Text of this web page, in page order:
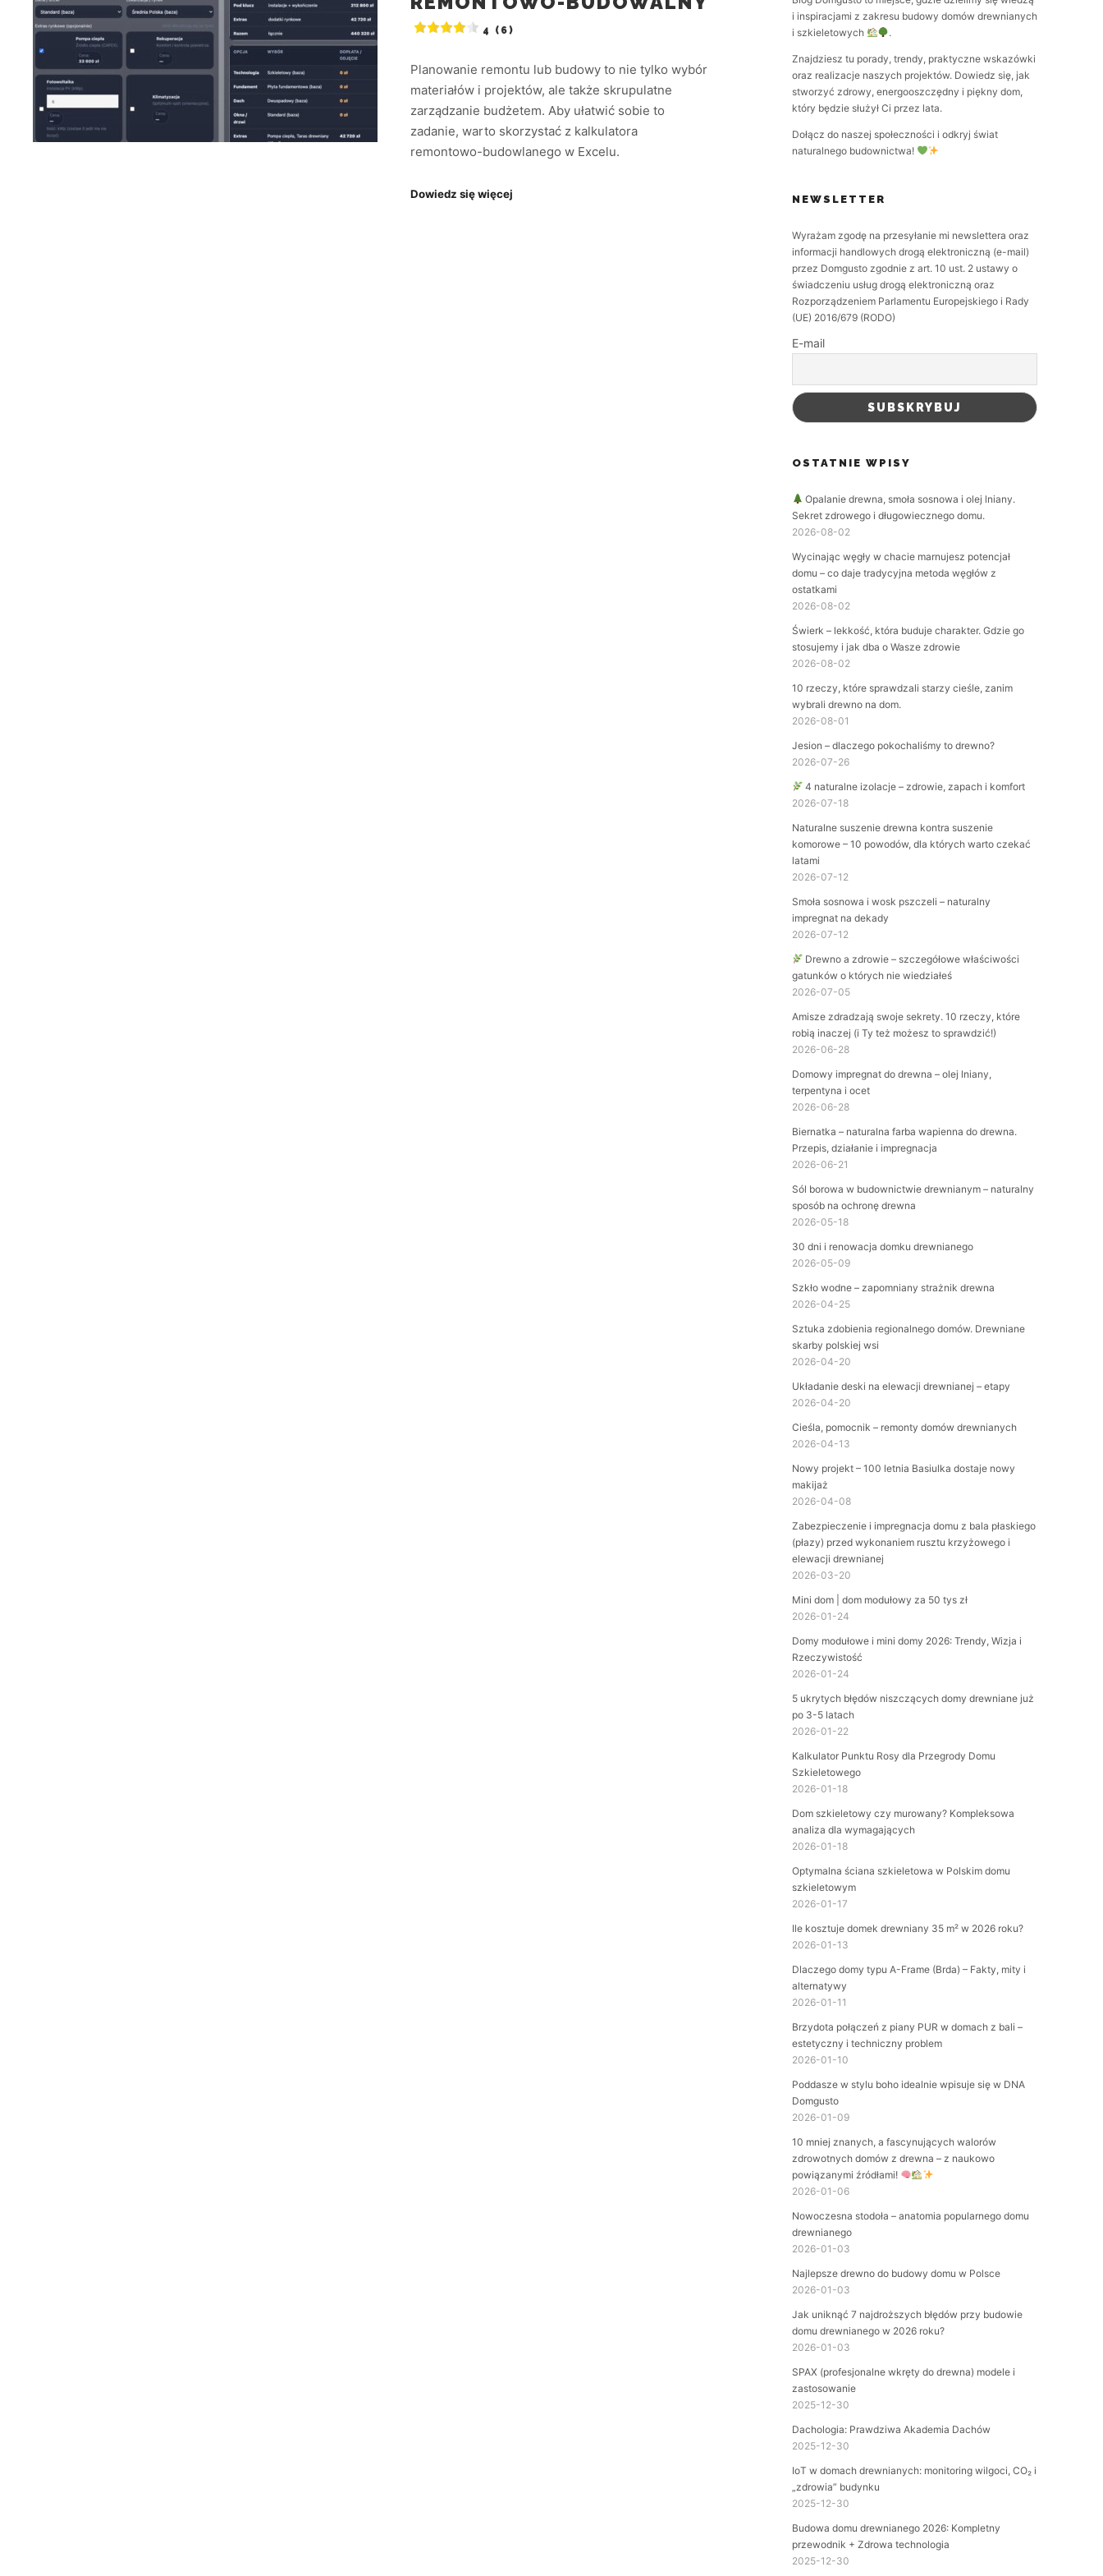
4 (6)
Planowanie remontu lub budowy to nie tylko wybór
materiałów i projektów, ale także skrupulatne
zarządzanie budżetem. Aby ułatwić sobie to
zadanie, warto skorzystać z kalkulatora
remontowo-budowlanego w Excelu.
Dowiedz się więcej
i inspiracjami z zakresu budowy domów drewnianych
i szkieletowych
.
Znajdziesz tu porady, trendy, praktyczne wskazówki
oraz realizacje naszych projektów. Dowiedz się, jak
stworzyć zdrowy, energooszczędny i piękny dom,
który będzie służył Ci przez lata.
Dołącz do naszej społeczności i odkryj świat
naturalnego budownictwa!
NEWSLETTER
Wyrażam zgodę na przesyłanie mi newslettera oraz
informacji handlowych drogą elektroniczną (e-mail)
przez Domgusto zgodnie z art. 10 ust. 2 ustawy o
świadczeniu usług drogą elektroniczną oraz
Rozporządzeniem Parlamentu Europejskiego i Rady
(UE) 2016/679 (RODO)
E-mail
OSTATNIE WPISY
Opalanie drewna, smoła sosnowa i olej lniany.
Sekret zdrowego i długowiecznego domu.
2026-08-02
Wycinając węgły w chacie marnujesz potencjał
domu – co daje tradycyjna metoda węgłów z
ostatkami
2026-08-02
Świerk – lekkość, która buduje charakter. Gdzie go
stosujemy i jak dba o Wasze zdrowie
2026-08-02
10 rzeczy, które sprawdzali starzy cieśle, zanim
wybrali drewno na dom.
2026-08-01
Jesion – dlaczego pokochaliśmy to drewno?
2026-07-26
4 naturalne izolacje – zdrowie, zapach i komfort
2026-07-18
Naturalne suszenie drewna kontra suszenie
komorowe – 10 powodów, dla których warto czekać
latami
2026-07-12
Smoła sosnowa i wosk pszczeli – naturalny
impregnat na dekady
2026-07-12
Drewno a zdrowie – szczegółowe właściwości
gatunków o których nie wiedziałeś
2026-07-05
Amisze zdradzają swoje sekrety. 10 rzeczy, które
robią inaczej (i Ty też możesz to sprawdzić!)
2026-06-28
Domowy impregnat do drewna – olej lniany,
terpentyna i ocet
2026-06-28
Biernatka – naturalna farba wapienna do drewna.
Przepis, działanie i impregnacja
2026-06-21
Sól borowa w budownictwie drewnianym – naturalny
sposób na ochronę drewna
2026-05-18
30 dni i renowacja domku drewnianego
2026-05-09
Szkło wodne – zapomniany strażnik drewna
2026-04-25
Sztuka zdobienia regionalnego domów. Drewniane
skarby polskiej wsi
2026-04-20
Układanie deski na elewacji drewnianej – etapy
2026-04-20
Cieśla, pomocnik – remonty domów drewnianych
2026-04-13
Nowy projekt – 100 letnia Basiulka dostaje nowy
makijaż
2026-04-08
Zabezpieczenie i impregnacja domu z bala płaskiego
(płazy) przed wykonaniem rusztu krzyżowego i
elewacji drewnianej
2026-03-20
Mini dom | dom modułowy za 50 tys zł
2026-01-24
Domy modułowe i mini domy 2026: Trendy, Wizja i
Rzeczywistość
2026-01-24
5 ukrytych błędów niszczących domy drewniane już
po 3-5 latach
2026-01-22
Kalkulator Punktu Rosy dla Przegrody Domu
Szkieletowego
2026-01-18
Dom szkieletowy czy murowany? Kompleksowa
analiza dla wymagających
2026-01-18
Optymalna ściana szkieletowa w Polskim domu
szkieletowym
2026-01-17
Ile kosztuje domek drewniany 35 m² w 2026 roku?
2026-01-13
Dlaczego domy typu A-Frame (Brda) – Fakty, mity i
alternatywy
2026-01-11
Brzydota połączeń z piany PUR w domach z bali –
estetyczny i techniczny problem
2026-01-10
Poddasze w stylu boho idealnie wpisuje się w DNA
Domgusto
2026-01-09
10 mniej znanych, a fascynujących walorów
zdrowotnych domów z drewna – z naukowo
powiązanymi źródłami!
2026-01-06
Nowoczesna stodoła – anatomia popularnego domu
drewnianego
2026-01-03
Najlepsze drewno do budowy domu w Polsce
2026-01-03
Jak uniknąć 7 najdroższych błędów przy budowie
domu drewnianego w 2026 roku?
2026-01-03
SPAX (profesjonalne wkręty do drewna) modele i
zastosowanie
2025-12-30
Dachologia: Prawdziwa Akademia Dachów
2025-12-30
IoT w domach drewnianych: monitoring wilgoci, CO₂ i
„zdrowia” budynku
2025-12-30
Budowa domu drewnianego 2026: Kompletny
przewodnik + Zdrowa technologia
2025-12-30